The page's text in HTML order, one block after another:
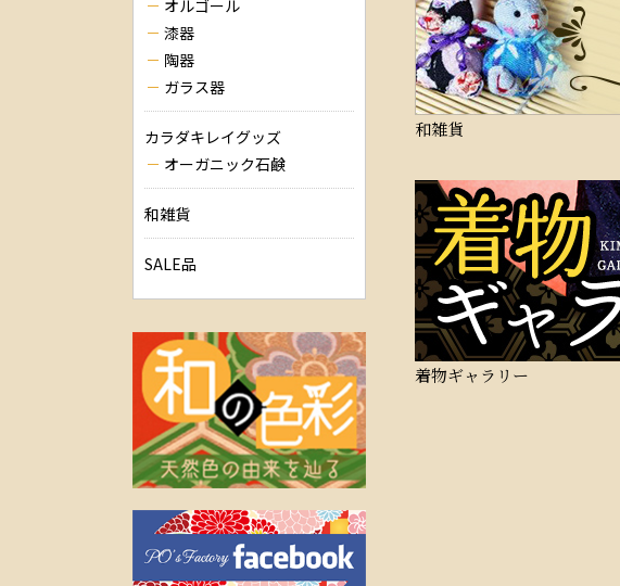
和雑貨
着物ギャラリー
オルゴール
漆器
陶器
ガラス器
カラダキレイグッズ
オーガニック石鹸
和雑貨
SALE品